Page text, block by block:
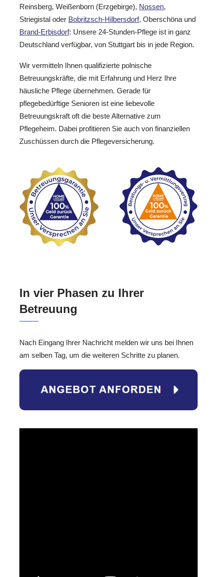
Reinsberg, Weißenborn (Erzgebirge), Nossen,
Striegistal oder Bobritzsch-Hilbersdorf, Oberschöna und
Brand-Erbisdorf: Unsere 24-Stunden-Pflege ist in ganz
Deutschland verfügbar, von Stuttgart bis in jede Region.
Wir vermitteln Ihnen qualifizierte polnische
Betreuungskräfte, die mit Erfahrung und Herz Ihre
häusliche Pflege übernehmen. Gerade für
pflegebedürftige Senioren ist eine liebevolle
Betreuungskraft oft die beste Alternative zum
Pflegeheim. Dabei profitieren Sie auch von finanziellen
Zuschüssen durch die Pflegeversicherung.
In vier Phasen zu Ihrer
Betreuung
Nach Eingang Ihrer Nachricht melden wir uns bei Ihnen
am selben Tag, um die weiteren Schritte zu planen.